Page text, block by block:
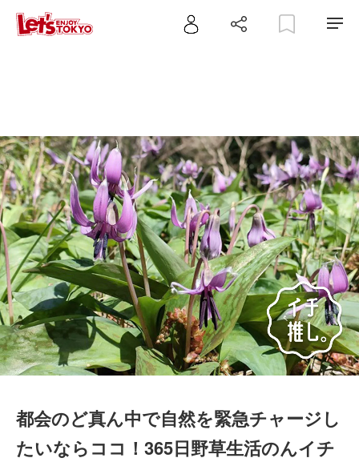
都会のど真ん中で自然を緊急チャージし
たいならココ！365日野草生活のんイチ